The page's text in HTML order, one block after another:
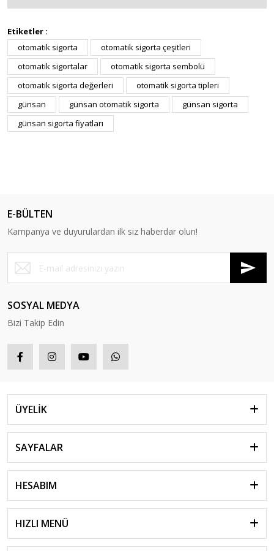
Etiketler :
otomatik sigorta
otomatik sigorta çeşitleri
otomatik sigortalar
otomatik sigorta sembolü
otomatik sigorta değerleri
otomatik sigorta tipleri
günsan
günsan otomatik sigorta
günsan sigorta
günsan sigorta fiyatları
E-BÜLTEN
Kampanya ve duyurulardan ilk siz haberdar olun!
SOSYAL MEDYA
Bizi Takip Edin
ÜYELİK
SAYFALAR
HESABIM
HIZLI MENÜ